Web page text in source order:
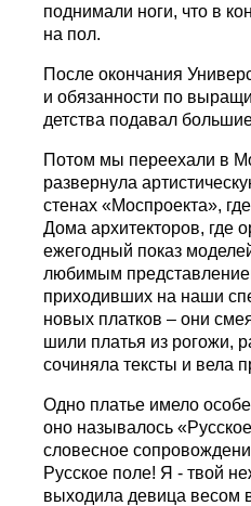
поднимали ноги, что в
на пол.
После окончания
и обязанности по
детства подавал
Потом мы переехали в
развернула
стенах «Моспроекта»,
Дома архитекторов, где
ежегодный показ
любимым
приходивших на наши
новых платков – они
шили платья из рогожи,
сочиняла тексты и вела
Одно платье имело
оно называлось
словесное
Русское поле! Я - твой
выходила девица весом в